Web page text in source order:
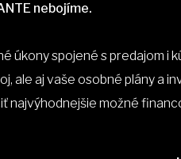
nebojíme.
úkony spojené s predajom i
ale aj vaše osobné plány a
najvýhodnejšie možné